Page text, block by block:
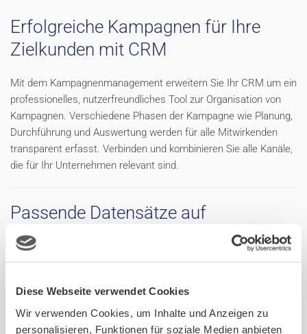
Diese Webseite verwendet Cookies
Wir verwenden Cookies, um Inhalte und Anzeigen zu
personalisieren, Funktionen für soziale Medien anbieten
Erfolgreiche Kampagnen für Ihre
Zielkunden mit CRM
Mit dem Kampagnenmanagement erweitern Sie Ihr CRM um ein
professionelles, nutzerfreundliches Tool zur Organisation von
Kampagnen. Verschiedene Phasen der Kampagne wie Planung,
Durchführung und Auswertung werden für alle Mitwirkenden
transparent erfasst. Verbinden und kombinieren Sie alle Kanäle,
die für Ihr Unternehmen relevant sind.
Passende Datensätze auf
Knopfdruck
Empfänger immer zur aktuellen Marketingkampagne passen.
einem Sonderangebot erreichen, können auf Knopfdruck die